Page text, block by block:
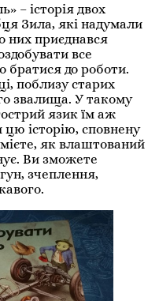
– історія двох
Зила, які надумали
них приєднався
все
братися до роботи.
поблизу старих
звалища. У такому
язик їм аж
історію, сповнену
як влаштований
Ви зможете
зчеплення,